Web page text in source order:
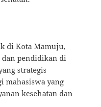
di Kota Mamuju,
pendidikan di
strategis
mahasiswa yang
kesehatan dan